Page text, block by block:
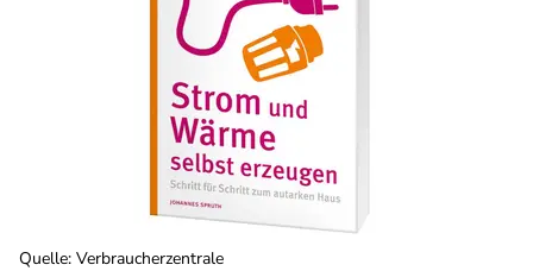
Quelle: Verbraucherzentrale